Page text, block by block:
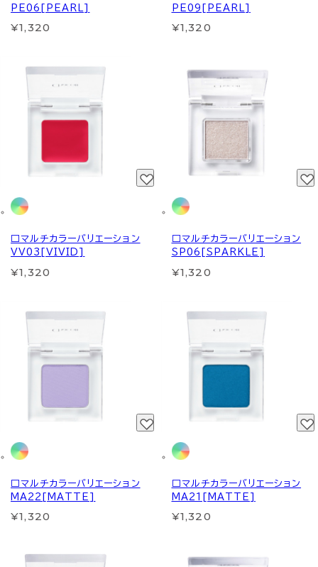
PE06[PEARL]
¥1,320
PE09[PEARL]
¥1,320
□マルチカラーバリエーション
VV03[VIVID]
¥1,320
□マルチカラーバリエーション
SP06[SPARKLE]
¥1,320
□マルチカラーバリエーション
MA22[MATTE]
¥1,320
□マルチカラーバリエーション
MA21[MATTE]
¥1,320